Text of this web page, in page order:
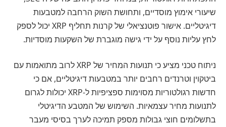
שיעורי אימוץ מוסדיים, ותחושת השוק הרחבה למטבעות
דיגיטליים. אישור פוטנציאלי של קרנות תחליף XRP יכול לספק
לחץ עליות נוסף על ידי גישה מוגברת של השקעות מוסדיות.
ניתוח טכני מציע כי תנועות המחיר של XRP לרוב מתואמות עם
ביטקוין וטרנדים רחבים יותר במטבעות דיגיטליים, אם כי
חדשות רגולטוריות מסוימות ספציפיות ל-XRP יכולות לגרום
לתנועות מחיר עצמאיות. השימוש של המטבע הדיגיטלי
בתשלומים חוצי גבולות מספק תמיכה לערך בסיסי מעבר